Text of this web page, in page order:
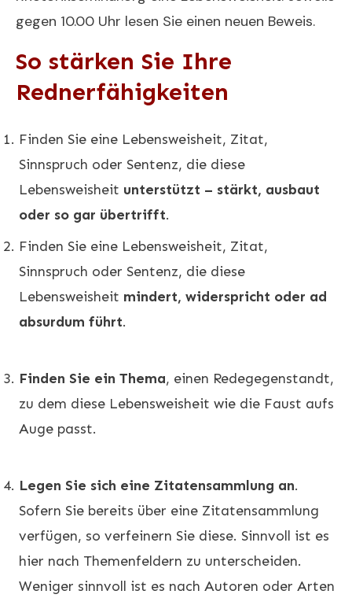
gegen 10.00 Uhr lesen Sie einen neuen Beweis.
So stärken Sie Ihre
Rednerfähigkeiten
Finden Sie eine Lebensweisheit, Zitat,
Sinnspruch oder Sentenz, die diese
Lebensweisheit unterstützt – stärkt, ausbaut
oder so gar übertrifft.
Finden Sie eine Lebensweisheit, Zitat,
Sinnspruch oder Sentenz, die diese
Lebensweisheit mindert, widerspricht oder ad
absurdum führt.
Finden Sie ein Thema, einen Redegegenstandt,
zu dem diese Lebensweisheit wie die Faust aufs
Auge passt.
Legen Sie sich eine Zitatensammlung an.
Sofern Sie bereits über eine Zitatensammlung
verfügen, so verfeinern Sie diese. Sinnvoll ist es
hier nach Themenfeldern zu unterscheiden.
Weniger sinnvoll ist es nach Autoren oder Arten